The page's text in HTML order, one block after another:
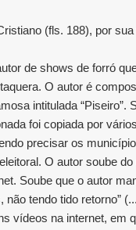
(fls. 188), por
de shows de forró
O autor é
intitulada “Piseiro”.
foi copiada por
precisar os
O autor soube
Soube que o autor
não tendo tido retorno”
vídeos na internet, em